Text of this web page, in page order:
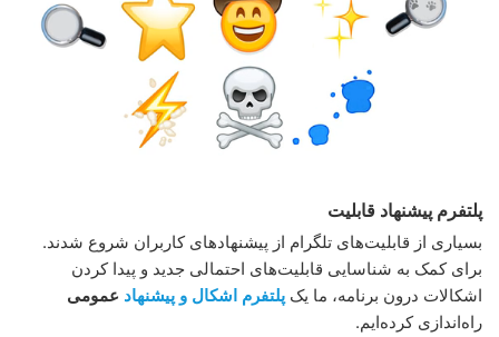
پلتفرم پیشنهاد قابلیت
بسیاری از قابلیت‌های تلگرام از پیشنهادهای کاربران شروع شدند.
برای کمک به شناسایی قابلیت‌های احتمالی جدید و پیدا کردن
اشکالات درون برنامه، ما یک پلتفرم اشکال و پیشنهاد عمومی
راه‌اندازی کرده‌ایم.